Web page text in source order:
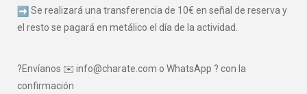
Se realizará una transferencia de 10€ en señal de reserva y
el resto se pagará en metálico el día de la actividad.
?Envíanos ✉️ info@charate.com o WhatsApp ? con la
confirmación